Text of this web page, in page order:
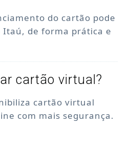
do cartão pode
Itaú, de forma prática e
cartão virtual?
cartão virtual
com mais segurança.